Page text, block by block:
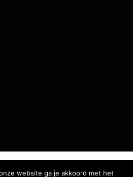
website ga je akkoord met het